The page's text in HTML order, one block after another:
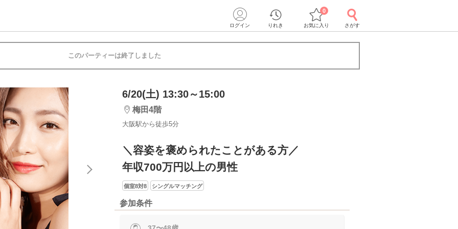
ログイン りれき お気に入り
0
さがす
このパーティーは終了しました
6/20(土) 13:30～15:00
梅田4階
大阪駅から徒歩5分
＼容姿を褒められたことがある方／
年収700万円以上の男性
個室8対8 シングルマッチング
参加条件